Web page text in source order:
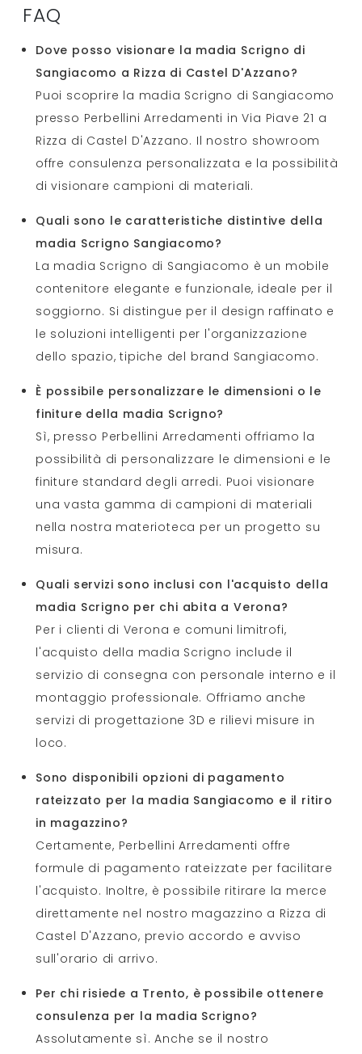
FAQ
Dove posso visionare la madia Scrigno di
Sangiacomo a Rizza di Castel D'Azzano?
Puoi scoprire la madia Scrigno di Sangiacomo
presso Perbellini Arredamenti in Via Piave 21 a
Rizza di Castel D'Azzano. Il nostro showroom
offre consulenza personalizzata e la possibilità
di visionare campioni di materiali.
Quali sono le caratteristiche distintive della
madia Scrigno Sangiacomo?
La madia Scrigno di Sangiacomo è un mobile
contenitore elegante e funzionale, ideale per il
soggiorno. Si distingue per il design raffinato e
le soluzioni intelligenti per l'organizzazione
dello spazio, tipiche del brand Sangiacomo.
È possibile personalizzare le dimensioni o le
finiture della madia Scrigno?
Sì, presso Perbellini Arredamenti offriamo la
possibilità di personalizzare le dimensioni e le
finiture standard degli arredi. Puoi visionare
una vasta gamma di campioni di materiali
nella nostra materioteca per un progetto su
misura.
Quali servizi sono inclusi con l'acquisto della
madia Scrigno per chi abita a Verona?
Per i clienti di Verona e comuni limitrofi,
l'acquisto della madia Scrigno include il
servizio di consegna con personale interno e il
montaggio professionale. Offriamo anche
servizi di progettazione 3D e rilievi misure in
loco.
Sono disponibili opzioni di pagamento
rateizzato per la madia Sangiacomo e il ritiro
in magazzino?
Certamente, Perbellini Arredamenti offre
formule di pagamento rateizzate per facilitare
l'acquisto. Inoltre, è possibile ritirare la merce
direttamente nel nostro magazzino a Rizza di
Castel D'Azzano, previo accordo e avviso
sull'orario di arrivo.
Per chi risiede a Trento, è possibile ottenere
consulenza per la madia Scrigno?
Assolutamente sì. Anche se il nostro